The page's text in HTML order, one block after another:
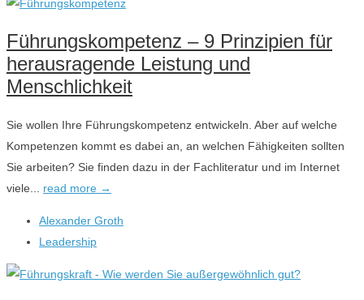
Führungskompetenz – 9 Prinzipien für
herausragende Leistung und
Menschlichkeit
Sie wollen Ihre Führungskompetenz entwickeln. Aber auf welche
Kompetenzen kommt es dabei an, an welchen Fähigkeiten sollten
Sie arbeiten? Sie finden dazu in der Fachliteratur und im Internet
viele... read more →
Alexander Groth
Leadership